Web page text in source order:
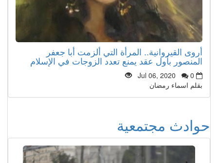
أروى القيروانية.. المرأة التي ألزمت أبا جعفر
المنصور بأول عقد يمنع تعدد الزوجات في الإسلام
Jul 06, 2020
0
بقلم اسماء رمضان
حوادث مجتمعية